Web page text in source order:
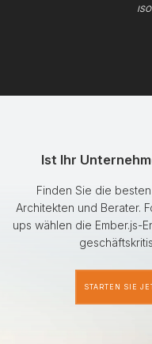
Ist Ihr
Finden Sie die
Architekten und Berater.
ups wählen die Ember.js-
STARTEN SIE